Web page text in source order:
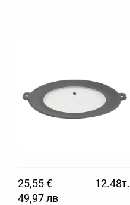
25,55 €
12.48т.
49,97 лв